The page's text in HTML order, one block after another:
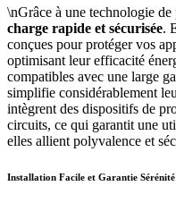
\nGrâce à une technologie de
charge rapide et sécurisée.
conçues pour protéger vos
optimisant leur efficacité
compatibles avec une large
simplifie considérablement
intègrent des dispositifs de
circuits, ce qui garantit une
elles allient polyvalence et
Installation Facile et Garantie Sérénité